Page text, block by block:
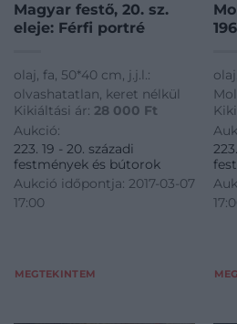
Magyar festő, 20. sz.
eleje: Férfi portré
olaj, fa, 50*40 cm, j.j.l.:
olvashatatlan, keret nélkül
Kikiáltási ár: 28 000 Ft
Aukció:
223. 19 - 20. századi
festmények és bútorok
Aukció időpontja: 2017-03-07
17:00
MEGTEKINTEM